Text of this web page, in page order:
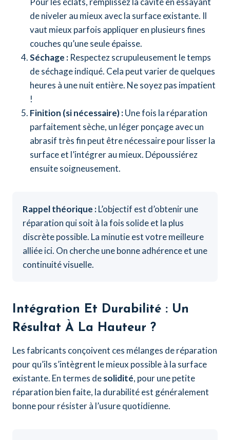
de niveler au mieux avec la surface existante. Il
vaut mieux parfois appliquer en plusieurs fines
couches qu’une seule épaisse.
Séchage : Respectez scrupuleusement le temps
de séchage indiqué. Cela peut varier de quelques
heures à une nuit entière. Ne soyez pas impatient
!
Finition (si nécessaire) :Une fois la réparation
parfaitement sèche, un léger ponçage avec un
abrasif très fin peut être nécessaire pour lisser la
surface et l’intégrer au mieux. Dépoussiérez
ensuite soigneusement.
Rappel théorique :L’objectif est d’obtenir une
réparation qui soit à la fois solide et la plus
discrète possible. La minutie est votre meilleure
alliée ici. On cherche une bonne adhérence et une
continuité visuelle.
Intégration Et Durabilité : Un
Résultat À La Hauteur ?
Les fabricants conçoivent ces mélanges de réparation
pour qu’ils s’intègrent le mieux possible à la surface
existante. En termes desolidité, pour une petite
réparation bien faite, la durabilité est généralement
bonne pour résister à l’usure quotidienne.